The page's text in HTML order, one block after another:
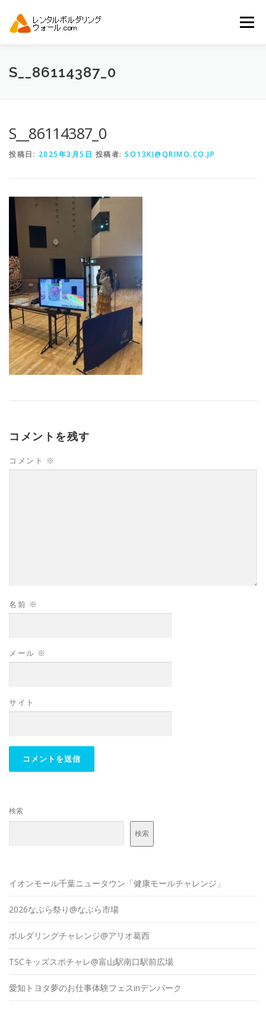
メニュー
トップ 自動見積り
S__86114387_0
S__86114387_0
投稿日: 2025年3月5日 投稿者: SO13KI@QRIMO.CO.JP
コメントを残す
コメント ※
名前 ※
メール ※
サイト
検索
検索
イオンモール千葉ニュータウン「健康モールチャレンジ」
2026なぶら祭り@なぶら市場
ボルダリングチャレンジ@アリオ葛西
TSCキッズスポチャレ@富山駅南口駅前広場
愛知トヨタ夢のお仕事体験フェスinデンパーク